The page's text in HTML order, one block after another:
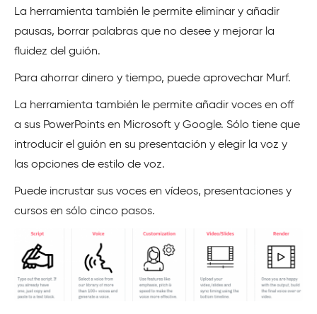
La herramienta también le permite eliminar y añadir
pausas, borrar palabras que no desee y mejorar la
fluidez del guión.
Para ahorrar dinero y tiempo, puede aprovechar Murf.
La herramienta también le permite añadir voces en off
a sus PowerPoints en Microsoft y Google. Sólo tiene que
introducir el guión en su presentación y elegir la voz y
las opciones de estilo de voz.
Puede incrustar sus voces en vídeos, presentaciones y
cursos en sólo cinco pasos.